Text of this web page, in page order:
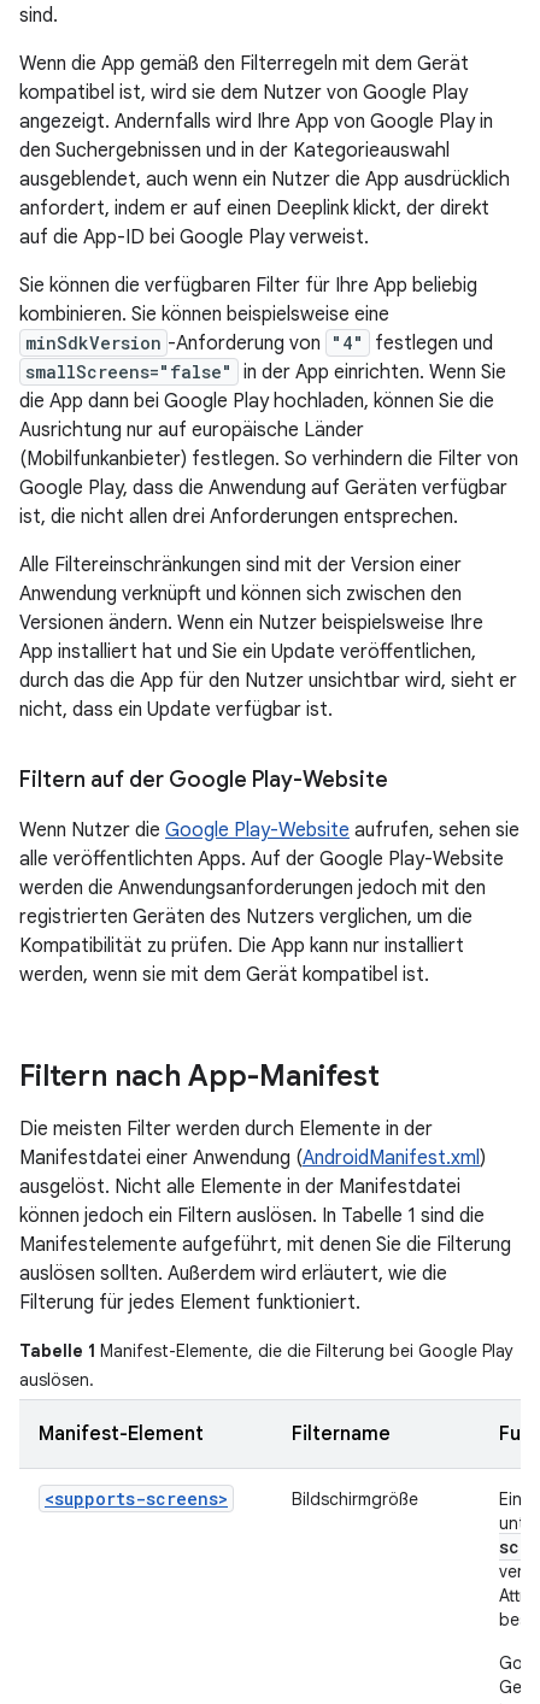
sind.
Wenn die App gemäß den Filterregeln mit dem Gerät
kompatibel ist, wird sie dem Nutzer von Google Play
angezeigt. Andernfalls wird Ihre App von Google Play in
den Suchergebnissen und in der Kategorieauswahl
ausgeblendet, auch wenn ein Nutzer die App ausdrücklich
anfordert, indem er auf einen Deeplink klickt, der direkt
auf die App-ID bei Google Play verweist.
Sie können die verfügbaren Filter für Ihre App beliebig
kombinieren. Sie können beispielsweise eine
minSdkVersion -Anforderung von "4" festlegen und
smallScreens="false"
in der App einrichten. Wenn Sie
die App dann bei Google Play hochladen, können Sie die
Ausrichtung nur auf europäische Länder
(Mobilfunkanbieter) festlegen. So verhindern die Filter von
Google Play, dass die Anwendung auf Geräten verfügbar
ist, die nicht allen drei Anforderungen entsprechen.
Alle Filtereinschränkungen sind mit der Version einer
Anwendung verknüpft und können sich zwischen den
Versionen ändern. Wenn ein Nutzer beispielsweise Ihre
App installiert hat und Sie ein Update veröffentlichen,
durch das die App für den Nutzer unsichtbar wird, sieht er
nicht, dass ein Update verfügbar ist.
Filtern auf der Google Play-Website
Wenn Nutzer die Google Play-Website aufrufen, sehen sie
alle veröffentlichten Apps. Auf der Google Play-Website
werden die Anwendungsanforderungen jedoch mit den
registrierten Geräten des Nutzers verglichen, um die
Kompatibilität zu prüfen. Die App kann nur installiert
werden, wenn sie mit dem Gerät kompatibel ist.
Filtern nach App-Manifest
Die meisten Filter werden durch Elemente in der
Manifestdatei einer Anwendung (AndroidManifest.xml)
ausgelöst. Nicht alle Elemente in der Manifestdatei
können jedoch ein Filtern auslösen. In Tabelle 1 sind die
Manifestelemente aufgeführt, mit denen Sie die Filterung
auslösen sollten. Außerdem wird erläutert, wie die
Filterung für jedes Element funktioniert.
Tabelle 1 Manifest-Elemente, die die Filterung bei Google Play
auslösen.
Manifest-Element Filtername
<supports-screens> Bildschirmgröße
Eine